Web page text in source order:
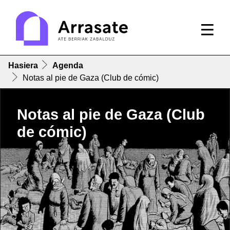
Hasiera
Agenda
Notas al pie de Gaza (Club de cómic)
Notas al pie de Gaza (Club
de cómic)